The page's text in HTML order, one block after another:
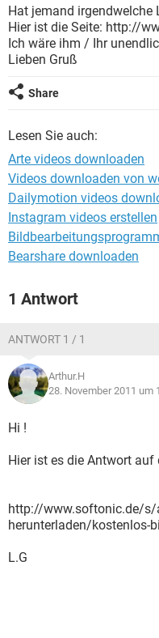
FACEBOOK
WINDOWS 10
WHATSAPP
FACEBOOK
Hat jemand
Hier ist die Seite: http://
Ich wäre ihm / Ihr
Lieben Gruß
Share
Lesen Sie auch:
Arte videos downloaden
Videos downloaden von
Dailymotion videos
Instagram videos erstellen
Bearshare downloaden
1 Antwort
ANTWORT 1 / 1
Arthur.H
28. November 2011 um
Hi !
Hier ist es die Antwort auf
http://www.softonic.de/s/
herunterladen/kostenlos-
L.G